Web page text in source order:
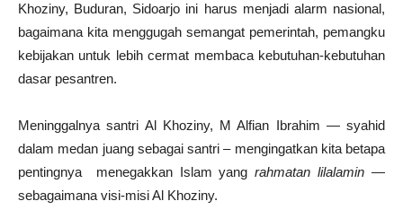
Khoziny, Buduran, Sidoarjo ini harus menjadi alarm nasional,
bagaimana kita menggugah semangat pemerintah, pemangku
kebijakan untuk lebih cermat membaca kebutuhan-kebutuhan
dasar pesantren.
Meninggalnya santri Al Khoziny, M Alfian Ibrahim — syahid
dalam medan juang sebagai santri – mengingatkan kita betapa
pentingnya menegakkan Islam yangrahmatan lilalamin —
sebagaimana visi-misi Al Khoziny.